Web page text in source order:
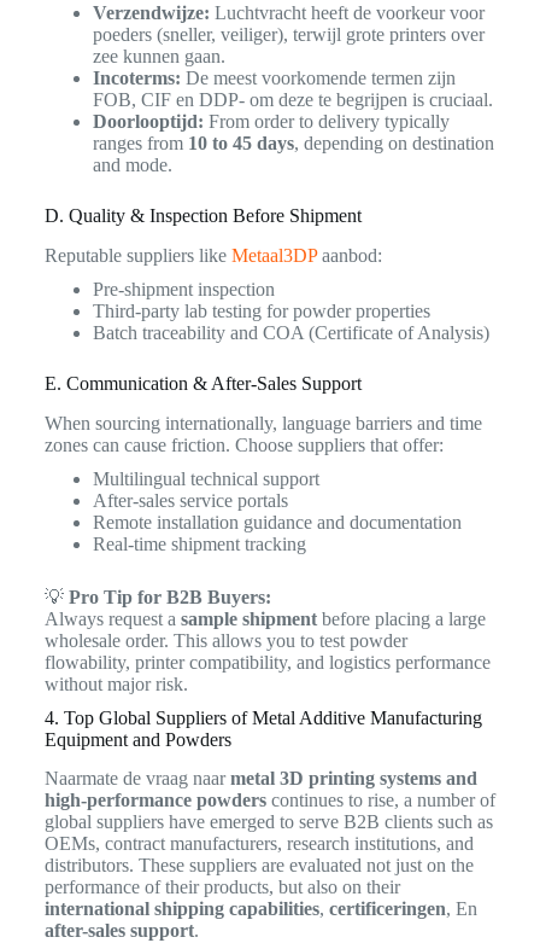
Verzendwijze: Luchtvracht heeft de voorkeur voor
poeders (sneller, veiliger), terwijl grote printers over
zee kunnen gaan.
Incoterms: De meest voorkomende termen zijn
FOB, CIF en DDP- om deze te begrijpen is cruciaal.
Doorlooptijd: From order to delivery typically
ranges from 10 to 45 days, depending on destination
and mode.
D. Quality & Inspection Before Shipment
Reputable suppliers like Metaal3DPaanbod:
Pre-shipment inspection
Third-party lab testing for powder properties
Batch traceability and COA (Certificate of Analysis)
E. Communication & After-Sales Support
When sourcing internationally, language barriers and time
zones can cause friction. Choose suppliers that offer:
Multilingual technical support
After-sales service portals
Remote installation guidance and documentation
Real-time shipment tracking
💡 Pro Tip for B2B Buyers:
Always request a sample shipmentbefore placing a large
wholesale order. This allows you to test powder
flowability, printer compatibility, and logistics performance
without major risk.
4. Top Global Suppliers of Metal Additive Manufacturing
Equipment and Powders
Naarmate de vraag naarmetal 3D printing systems and
high-performance powderscontinues to rise, a number of
global suppliers have emerged to serve B2B clients such as
OEMs, contract manufacturers, research institutions, and
distributors. These suppliers are evaluated not just on the
performance of their products, but also on their
international shipping capabilities, certificeringen, En
after-sales support.